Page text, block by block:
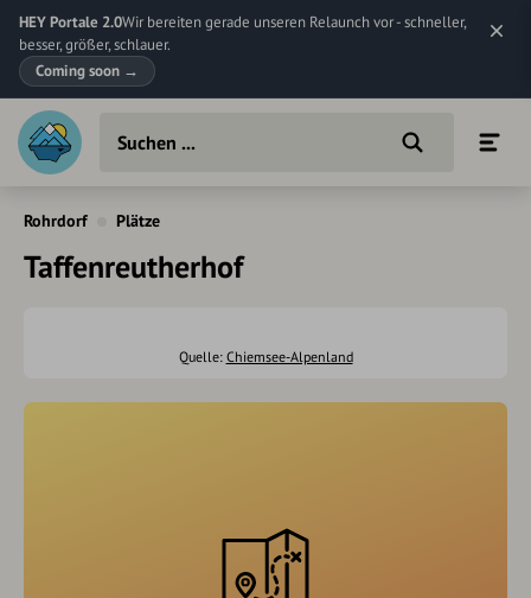
HEY Portale 2.0Wir bereiten gerade unseren Relaunch vor - schneller,
besser, größer, schlauer.
Coming soon →
Rohrdorf Plätze
Taffenreutherhof
Quelle: Chiemsee-Alpenland